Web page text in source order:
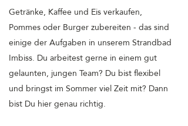
Getränke, Kaffee und Eis verkaufen,
Pommes oder Burger zubereiten - das sind
einige der Aufgaben in unserem Strandbad
Imbiss. Du arbeitest gerne in einem gut
gelaunten, jungen Team? Du bist flexibel
und bringst im Sommer viel Zeit mit? Dann
bist Du hier genau richtig.